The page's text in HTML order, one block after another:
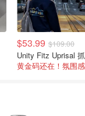
$53.99 $109.00